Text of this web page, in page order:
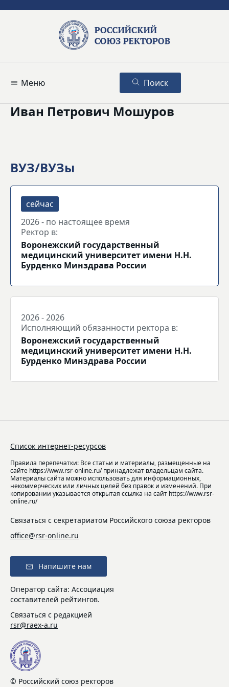
Меню Поиск
Иван Петрович Мошуров
ВУЗ/ВУЗы
2026 - по настоящее время
Ректор в:
Воронежский государственный
медицинский университет имени Н.Н.
Бурденко Минздрава России
2026 - 2026
Исполняющий обязанности ректора в:
Воронежский государственный
медицинский университет имени Н.Н.
Бурденко Минздрава России
Список интернет-ресурсов
Правила перепечатки: Все статьи и материалы, размещенные на
сайте https://www.rsr-online.ru/ принадлежат владельцам сайта.
Материалы сайта можно использовать для информационных,
некоммерческих или личных целей без правок и изменений. При
копировании указывается открытая ссылка на сайт https://www.rsr-
online.ru/
Связаться с секретариатом Российского союза ректоров
office@rsr-online.ru
Напишите нам
Оператор сайта: Ассоциация
составителей рейтингов.
Связаться с редакцией
rsr@raex-a.ru
© Российский союз ректоров